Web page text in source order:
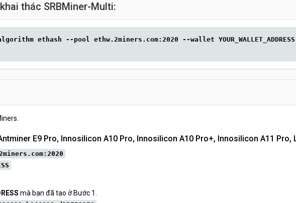
thác SRBMiner-Multi:
ethash --pool ethw.2miners.com:2020 --wallet
E9 Pro, Innosilicon A10 Pro, Innosilicon A10 Pro+, Innosilicon A11 Pro,
mà bạn đã tạo ở Bước 1.